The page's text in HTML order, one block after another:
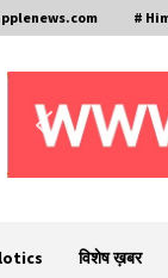
#
विशेष ख़बर